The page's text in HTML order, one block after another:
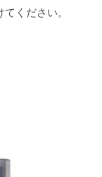
ください。